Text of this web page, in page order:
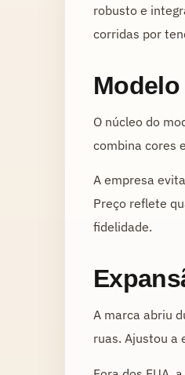
robusto e
corridas por
O núcleo do
combina cores
A empresa
Preço reflete
fidelidade.
A marca abriu
ruas. Ajustou a